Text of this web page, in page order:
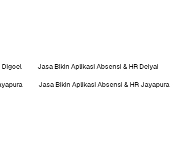
Digoel Jasa Bikin Aplikasi Absensi & HR Deiyai
Jasa Bikin Aplikasi Absensi & HR Jayapura